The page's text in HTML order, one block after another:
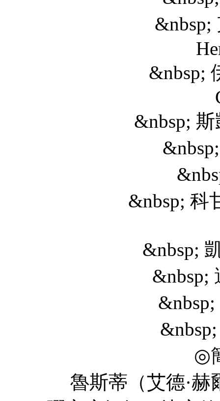
&nbsp; 克裡
&nbsp; 伊麗
&nbsp; 斯凱勒·
&nbsp; 尼克
&nbsp; 查
&nbsp; 科甘·邁
&nbsp; 凱特琳
&nbsp; 邁克
&nbsp; 雷吉
&nbsp; 山姆
◎
魯斯蒂（艾德·赫